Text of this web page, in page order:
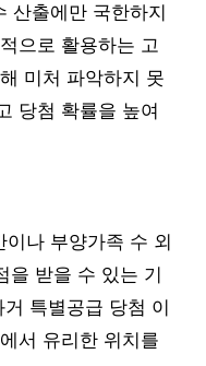
산출에만 국한하지
으로 활용하는 고
미처 파악하지 못
당첨 확률을 높여
나 부양가족 수 외
을 받을 수 있는 기
특별공급 당첨 이
서 유리한 위치를